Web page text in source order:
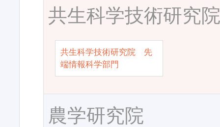
共生科学技術研究
共生科学技術研究院 先
端情報科学部門
農学研究院